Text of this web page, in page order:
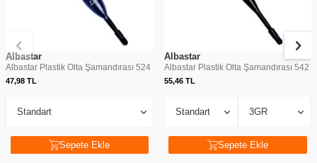
Albastar
Albastar Plastik Olta Şamandırası 524
47,98 TL
Sepete Ekle
Albastar
Albastar Plastik Olta Şamandırası 542
55,46TL
Sepete Ekle